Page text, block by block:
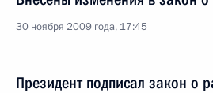
30 ноября 2009 года, 17:45
Президент подписал закон о